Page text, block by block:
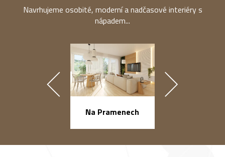
Navrhujeme osobité, moderní a nadčasové interiéry s
nápadem...
Na Pramenech